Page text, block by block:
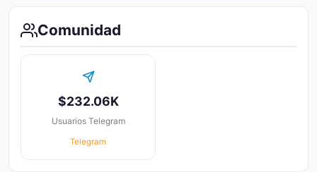
Comunidad
$232.06K
Usuarios Telegram
Telegram